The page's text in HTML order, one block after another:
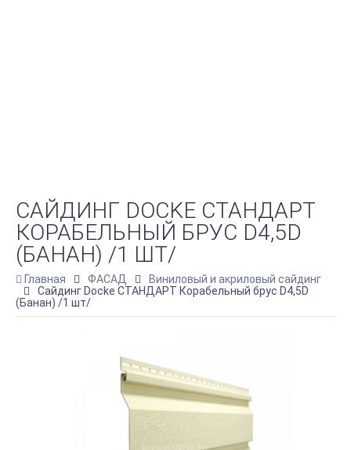
САЙДИНГ DOCKE СТАНДАРТ
КОРАБЕЛЬНЫЙ БРУС D4,5D
(БАНАН) /1 ШТ/
Главная ФАСАД
Виниловый и акриловый сайдинг
Сайдинг Docke СТАНДАРТ Корабельный брус D4,5D
(Банан) /1 шт/